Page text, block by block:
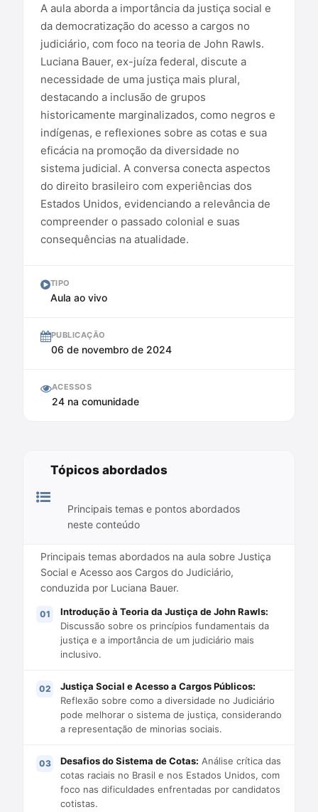
A aula aborda a importância da justiça social e
da democratização do acesso a cargos no
judiciário, com foco na teoria de John Rawls.
Luciana Bauer, ex-juíza federal, discute a
necessidade de uma justiça mais plural,
destacando a inclusão de grupos
historicamente marginalizados, como negros e
indígenas, e reflexiones sobre as cotas e sua
eficácia na promoção da diversidade no
sistema judicial. A conversa conecta aspectos
do direito brasileiro com experiências dos
Estados Unidos, evidenciando a relevância de
compreender o passado colonial e suas
consequências na atualidade.
TIPO
Aula ao vivo
PUBLICAÇÃO
06 de novembro de 2024
ACESSOS
24 na comunidade
Tópicos abordados
Principais temas e pontos abordados
neste conteúdo
Principais temas abordados na aula sobre Justiça
Social e Acesso aos Cargos do Judiciário,
conduzida por Luciana Bauer.
Introdução à Teoria da Justiça de John Rawls:
Discussão sobre os princípios fundamentais da
justiça e a importância de um judiciário mais
inclusivo.
Justiça Social e Acesso a Cargos Públicos:
Reflexão sobre como a diversidade no Judiciário
pode melhorar o sistema de justiça, considerando
a representação de minorias sociais.
Desafios do Sistema de Cotas: Análise crítica das
cotas raciais no Brasil e nos Estados Unidos, com
foco nas dificuldades enfrentadas por candidatos
cotistas.